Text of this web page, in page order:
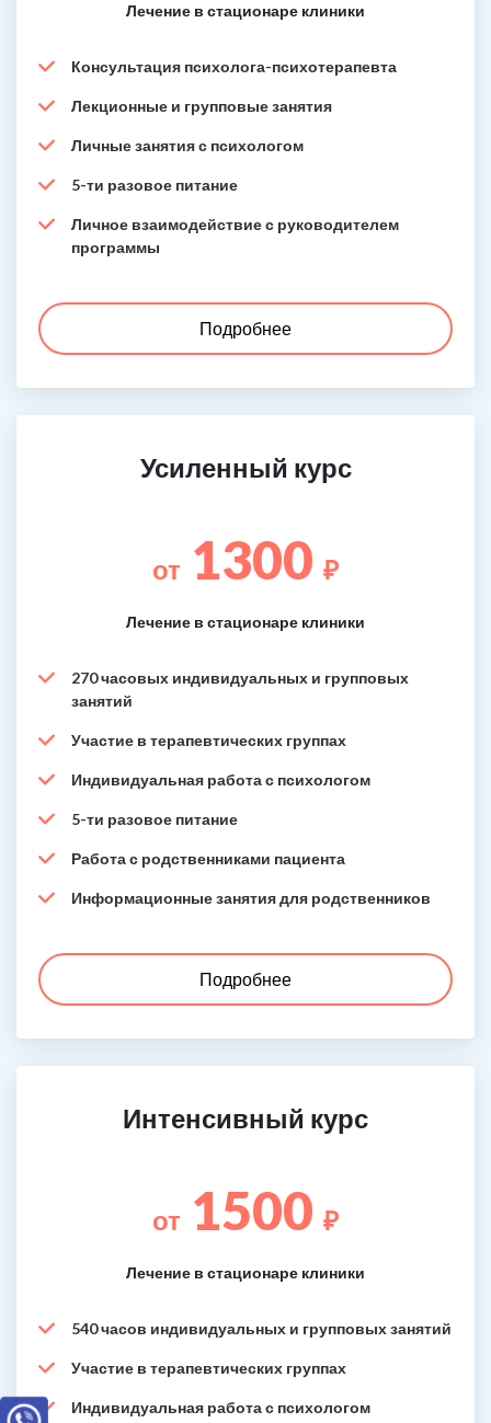
Лечение в стационаре клиники
Консультация психолога-психотерапевта
Лекционные и групповые занятия
Личные занятия с психологом
5-ти разовое питание
Личное взаимодействие с руководителем
программы
Подробнее
Усиленный курс
от 1300 ₽
Лечение в стационаре клиники
270 часовых индивидуальных и групповых
занятий
Участие в терапевтических группах
Индивидуальная работа с психологом
5-ти разовое питание
Работа с родственниками пациента
Информационные занятия для родственников
Подробнее
Интенсивный курс
от 1500 ₽
Лечение в стационаре клиники
540 часов индивидуальных и групповых занятий
Участие в терапевтических группах
Индивидуальная работа с психологом